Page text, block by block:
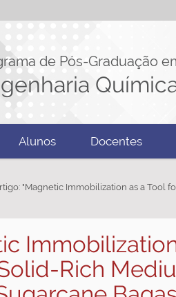
de Pós-Graduação
Alunos Docentes
"Magnetic Immobilization as a Tool
Rich